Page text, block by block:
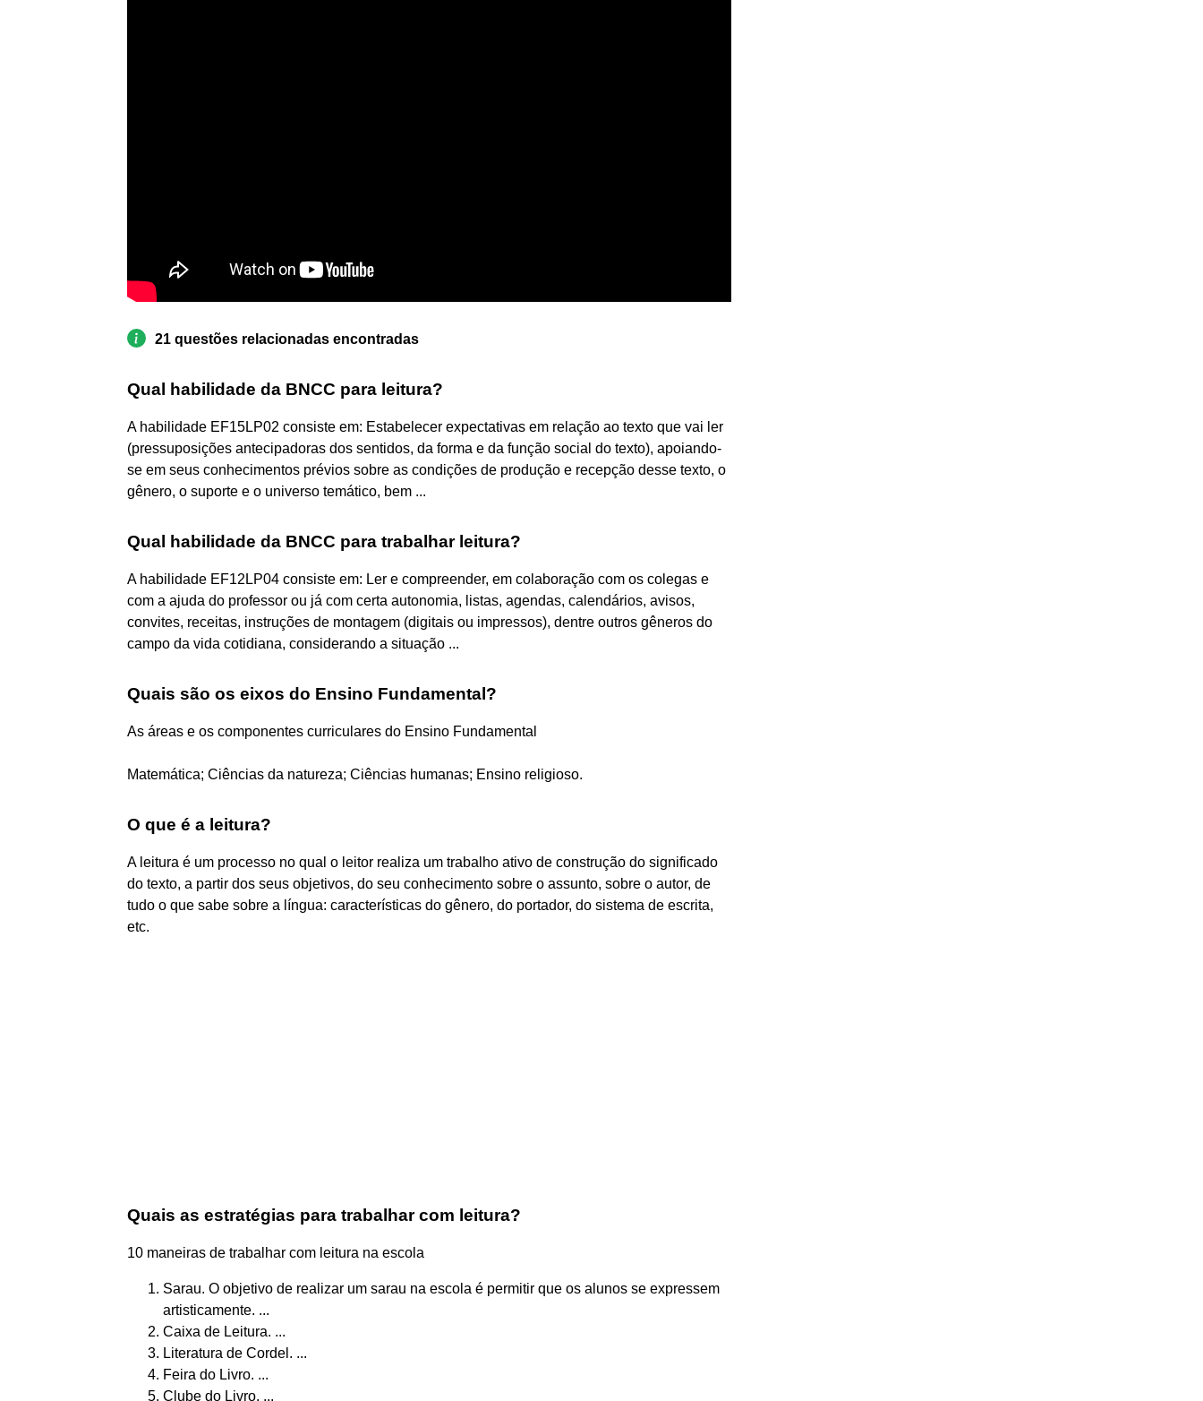
21 questões relacionadas encontradas
Qual habilidade da BNCC para leitura?
A habilidade EF15LP02 consiste em: Estabelecer expectativas em relação ao texto que vai ler
(pressuposições antecipadoras dos sentidos, da forma e da função social do texto), apoiando-
se em seus conhecimentos prévios sobre as condições de produção e recepção desse texto, o
gênero, o suporte e o universo temático, bem ...
Qual habilidade da BNCC para trabalhar leitura?
A habilidade EF12LP04 consiste em: Ler e compreender, em colaboração com os colegas e
com a ajuda do professor ou já com certa autonomia, listas, agendas, calendários, avisos,
convites, receitas, instruções de montagem (digitais ou impressos), dentre outros gêneros do
campo da vida cotidiana, considerando a situação ...
Quais são os eixos do Ensino Fundamental?
As áreas e os componentes curriculares do Ensino Fundamental
Matemática; Ciências da natureza; Ciências humanas; Ensino religioso.
O que é a leitura?
A leitura é um processo no qual o leitor realiza um trabalho ativo de construção do significado
do texto, a partir dos seus objetivos, do seu conhecimento sobre o assunto, sobre o autor, de
tudo o que sabe sobre a língua: características do gênero, do portador, do sistema de escrita,
etc.
Quais as estratégias para trabalhar com leitura?
10 maneiras de trabalhar com leitura na escola
Sarau. O objetivo de realizar um sarau na escola é permitir que os alunos se expressem
artisticamente. ...
Caixa de Leitura. ...
Literatura de Cordel. ...
Feira do Livro. ...
Clube do Livro. ...